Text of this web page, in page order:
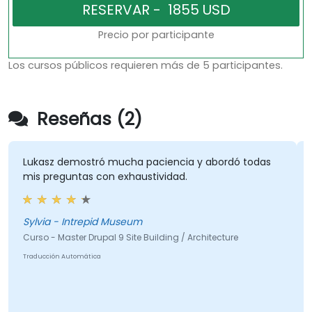
Precio por participante
Los cursos públicos requieren más de 5 participantes.
Reseñas (2)
Lukasz demostró mucha paciencia y abordó todas
mis preguntas con exhaustividad.
Sylvia - Intrepid Museum
Curso - Master Drupal 9 Site Building / Architecture
Traducción Automática